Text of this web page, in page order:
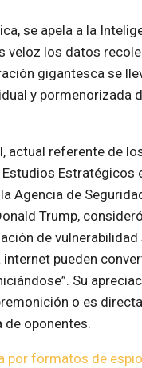
se apela a la
veloz los datos
gigantesca se
y pormenorizada
actual referente de
Estratégicos
Agencia de
Trump,
de
pueden
Su
o es
oponentes.
por formatos de